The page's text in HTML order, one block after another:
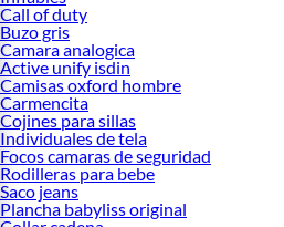
Call of duty
Buzo gris
Camara analogica
Active unify isdin
Camisas oxford hombre
Carmencita
Cojines para sillas
Individuales de tela
Focos camaras de seguridad
Rodilleras para bebe
Saco jeans
Plancha babyliss original